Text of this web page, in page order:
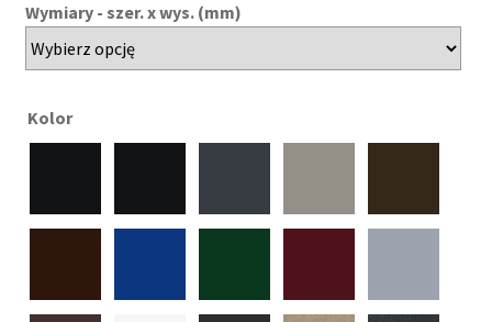
Wymiary - szer. x wys. (mm)
Kolor